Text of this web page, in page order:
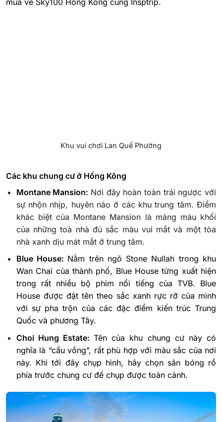
mua vé Sky100 Hồng Kông cùng Insptrip.
Khu vui chơi Lan Quế Phường
Các khu chung cư ở Hồng Kông
Montane Mansion: Nơi đây hoàn toàn trái ngược với
sự nhộn nhịp, huyên náo ở các khu trung tâm. Điểm
khác biệt của Montane Mansion là mảng màu khối
của những toà nhà đủ sắc màu vui mắt và một tòa
nhà xanh dịu mát mắt ở trung tâm.
Blue House: Nằm trên ngõ Stone Nullah trong khu
Wan Chai của thành phố, Blue House từng xuất hiện
trong rất nhiều bộ phim nổi tiếng của TVB. Blue
House được đặt tên theo sắc xanh rực rỡ của mình
với sự pha trộn của các đặc điểm kiến ​​trúc Trung
Quốc và phương Tây.
Choi Hung Estate:Tên của khu chung cư này có
nghĩa là “cầu vồng”, rất phù hợp với màu sắc của nơi
này. Khi tới đây chụp hình, hãy chọn sân bóng rổ
phía trước chung cư để chụp được toàn cảnh.